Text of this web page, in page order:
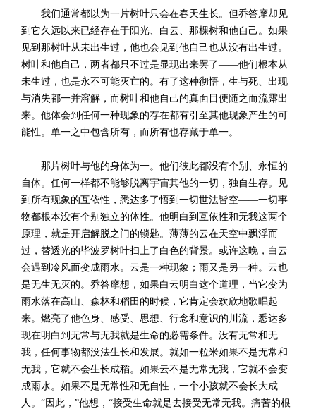
我们通常都以为一片树叶只会在春天生长。但乔答摩却见
到它久远以来已经存在于阳光、白云、那棵树和他自己。如果
见到那树叶从未出生过，他也会见到他自己也从没有出生过。
树叶和他自己，两者都只不过是显现出来罢了——他们根本从
未生过，也是永不可能灭亡的。有了这种彻悟，生与死、出现
与消失都一并溶解，而树叶和他自己的真面目便随之而流露出
来。他体会到任何一种现象的存在都有引至其他现象产生的可
能性。单一之中包含所有，而所有也存藏于单一。
那片树叶与他的身体为一。他们彼此都没有个别、永恒的
自体。任何一样都不能够脱离宇宙其他的一切，独自生存。见
到所有现象的互依性，悉达多了悟到一切世法皆空——一切事
物都根本没有个别独立的体性。他明白到互依性和无我这两个
原理，就是开启解脱之门的锁匙。薄薄的云在天空中飘浮而
过，替透光的毕波罗树叶扫上了白色的背景。或许这晚，白云
会遇到冷风而变成雨水。云是一种现象；雨又是另一种。云也
是无生无灭的。乔答摩想，如果白云明白这个道理，当它变为
雨水落在高山、森林和稻田的时候，它肯定会欢欣地歌唱起
来。燃亮了他色身、感受、思想、行念和意识的川流，悉达多
现在明白到无常与无我就是生命的必需条件。没有无常和无
我，任何事物都没法生长和发展。就如一粒米如果不是无常和
无我，它就不会生长成稻。如果云不是无常无我，它就不会变
成雨水。如果不是无常性和无自性，一个小孩就不会长大成
人。“因此，”他想，“接受生命就是去接受无常无我。痛苦的根